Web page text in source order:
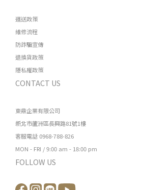
運送政策
維修流程
防詐騙宣傳
退換貨政策
隱私權政策
CONTACT US
東鼎企業有限公司
新北市蘆洲區長興路81號1樓
客服電話 0968-788-826
MON - FRI / 9:00 am - 18:00 pm
FOLLOW US